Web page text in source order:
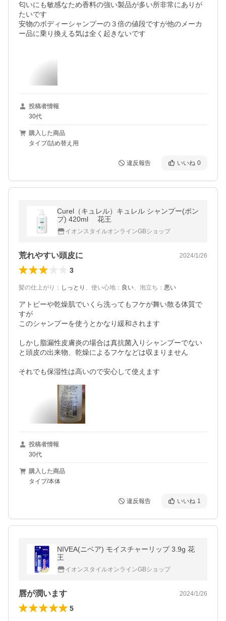
匂いにも敏感なため香料の強い製品が多い所非常にありが
たいです
安物のボディーシャンプーの３倍の値段ですが他のメーカ
ー品に乗り換える気は全く起きないです
投稿者情報
30代
購入した商品
タイプ/詰め替え用
違反報告 いいね 0
Curel（キュレル）キュレル シャンプー(ポン
プ) 420ml 花王
イオンスタイルオンラインGBショップ
荒れやすい頭皮に 2024/1/26
3
髪の仕上がり ： しっとり 、 使い心地 ： 良い、 泡立ち ： 悪い
アトピーや乾燥肌でいくら洗ってもフケが舞い散る体質で
すが
このシャンプーを使うとかなり緩和されます
しかし脂漏性皮膚炎の場合は真抗菌入りシャンプーでない
と頭皮の出来物、乾燥によるフケなどは収まりません
それでも保湿性は高いので安心して使えます
投稿者情報
30代
購入した商品
タイプ/本体
違反報告 いいね 1
NIVEA(ニベア) モイスチャーリップ 3.9g 花
王
イオンスタイルオンラインGBショップ
唇が潤います 2024/1/26
5